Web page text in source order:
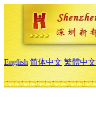
English 简体中文 繁體中文